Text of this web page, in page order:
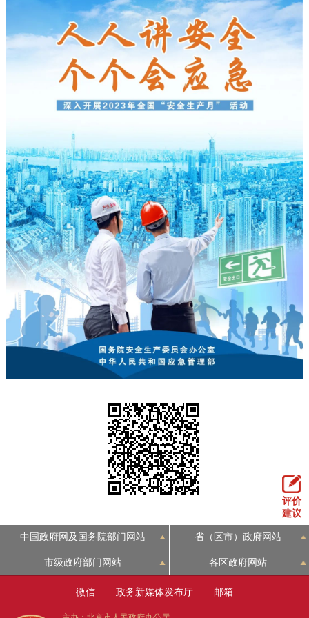
评价
建议
中国政府网及国务院部门网站 省（区市）政府网站
市级政府部门网站 各区政府网站
微信 政务新媒体发布厅 邮箱